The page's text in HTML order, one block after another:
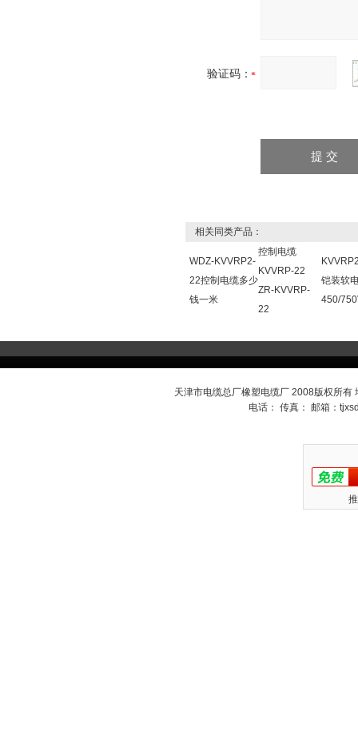
验证码：
相关同类产品：
WDZ-KVVRP2-
22控制电缆多少
钱一米
控制电缆
KVVRP-22
ZR-KVVRP-
22
铠装软
450/
天津市电缆总厂橡塑电缆厂 2008版权所有
电话： 传真： 邮箱：